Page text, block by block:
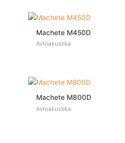
Machete M450D
Avtoakustika
Machete M800D
Avtoakustika